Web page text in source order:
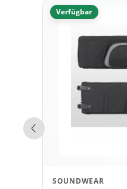
Verfügbar
SOUNDWEAR
Vorherige Produkte